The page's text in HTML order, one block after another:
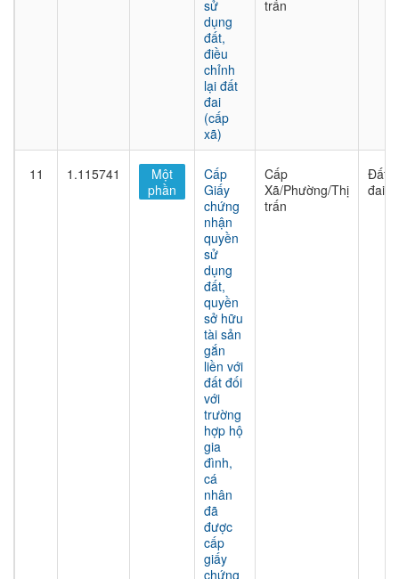
sử
dụng
đất,
điều
chỉnh
lại đất
đai
(cấp
xã)
trấn
11 1.115741
Một
phần
Cấp
Giấy
chứng
nhận
quyền
sử
dụng
đất,
quyền
sở hữu
tài sản
gắn
liền với
đất đối
với
trường
hợp hộ
gia
đình,
cá
nhân
đã
được
cấp
giấy
chứng
Cấp
Xã/Phường/Thị
trấn
Đất
đai